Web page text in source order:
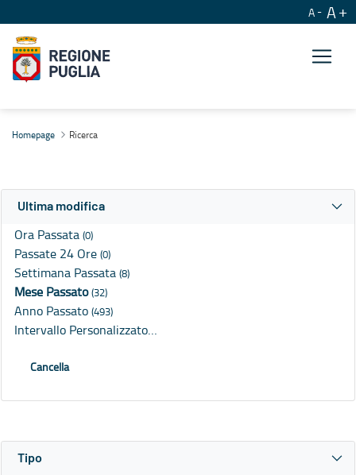
A A
Homepage Ricerca
Ultima modifica
Ora Passata (0)
Passate 24 Ore (0)
Settimana Passata (8)
Mese Passato(32)
Anno Passato (493)
Intervallo Personalizzato…
Cancella
Tipo